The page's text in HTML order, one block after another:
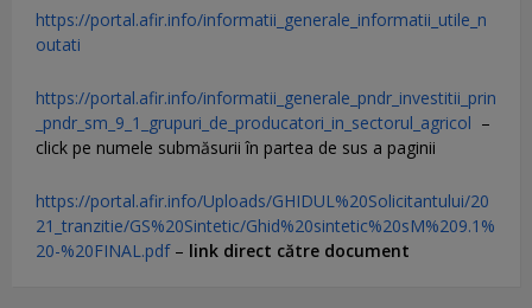
https://portal.afir.info/informatii_generale_informatii_utile_n
outati
https://portal.afir.info/informatii_generale_pndr_investitii_prin
_pndr_sm_9_1_grupuri_de_producatori_in_sectorul_agricol –
click pe numele submăsurii în partea de sus a paginii
https://portal.afir.info/Uploads/GHIDUL%20Solicitantului/20
21_tranzitie/GS%20Sintetic/Ghid%20sintetic%20sM%209.1%
20-%20FINAL.pdf– link direct către document